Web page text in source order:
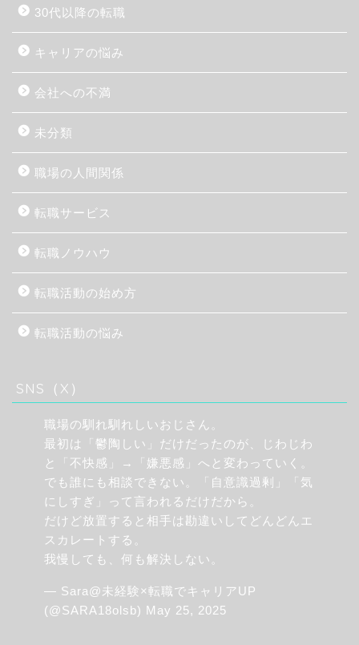
30代以降の転職
キャリアの悩み
会社への不満
未分類
職場の人間関係
転職サービス
転職ノウハウ
転職活動の始め方
転職活動の悩み
SNS（X）
職場の馴れ馴れしいおじさん。
最初は「鬱陶しい」だけだったのが、じわじわ
と「不快感」→「嫌悪感」へと変わっていく。
でも誰にも相談できない。「自意識過剰」「気
にしすぎ」って言われるだけだから。
だけど放置すると相手は勘違いしてどんどんエ
スカレートする。
我慢しても、何も解決しない。
— Sara@未経験×転職でキャリアUP
(@SARA18olsb) May 25, 2025